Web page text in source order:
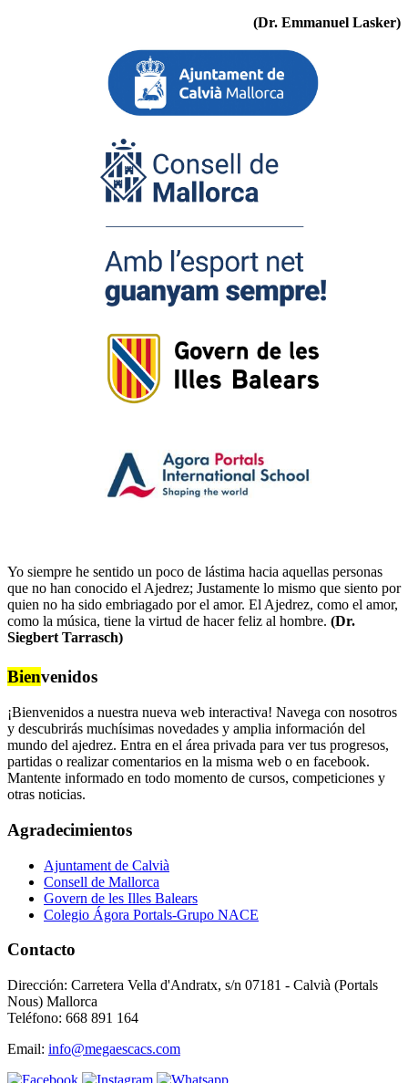
(Dr. Emmanuel Lasker)
Yo siempre he sentido un poco de lástima hacia aquellas personas
que no han conocido el Ajedrez; Justamente lo mismo que siento por
quien no ha sido embriagado por el amor. El Ajedrez, como el amor,
como la música, tiene la virtud de hacer feliz al hombre. (Dr.
Siegbert Tarrasch)
Bienvenidos
¡Bienvenidos a nuestra nueva web interactiva! Navega con nosotros
y descubrirás muchísimas novedades y amplia información del
mundo del ajedrez. Entra en el área privada para ver tus progresos,
partidas o realizar comentarios en la misma web o en facebook.
Mantente informado en todo momento de cursos, competiciones y
otras noticias.
Agradecimientos
Ajuntament de Calvià
Consell de Mallorca
Govern de les Illes Balears
Colegio Ágora Portals-Grupo NACE
Contacto
Dirección: Carretera Vella d'Andratx, s/n 07181 - Calvià (Portals
Nous) Mallorca
Teléfono: 668 891 164
Email: info@megaescacs.com